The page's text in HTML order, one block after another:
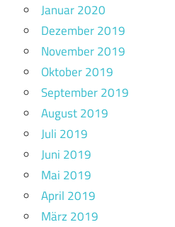
Januar 2020
Dezember 2019
November 2019
Oktober 2019
September 2019
August 2019
Juli 2019
Juni 2019
Mai 2019
April 2019
März 2019